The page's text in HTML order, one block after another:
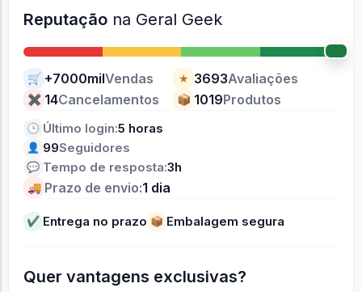
Reputação na Geral Geek
🛒 +7000milVendas ★ 3693Avaliações
✖ 14Cancelamentos 📦 1019Produtos
🕒 Último login:5 horas
👤 99Seguidores
💬 Tempo de resposta:3h
🚚 Prazo de envio:1 dia
✔ Entrega no prazo 📦 Embalagem segura
Quer vantagens exclusivas?